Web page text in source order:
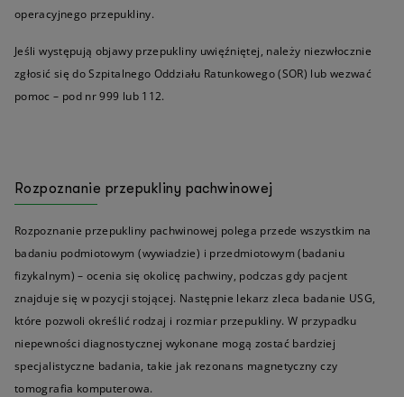
operacyjnego przepukliny.
Jeśli występują objawy przepukliny uwięźniętej, należy niezwłocznie
zgłosić się do Szpitalnego Oddziału Ratunkowego (SOR) lub wezwać
pomoc – pod nr 999 lub 112.
Rozpoznanie przepukliny pachwinowej
Rozpoznanie przepukliny pachwinowej polega przede wszystkim na
badaniu podmiotowym (wywiadzie) i przedmiotowym (badaniu
fizykalnym) – ocenia się okolicę pachwiny, podczas gdy pacjent
znajduje się w pozycji stojącej. Następnie lekarz zleca badanie USG,
które pozwoli określić rodzaj i rozmiar przepukliny. W przypadku
niepewności diagnostycznej wykonane mogą zostać bardziej
specjalistyczne badania, takie jak rezonans magnetyczny czy
tomografia komputerowa.